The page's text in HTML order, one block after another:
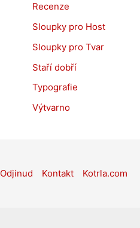
Recenze
Sloupky pro Host
Sloupky pro Tvar
Staří dobří
Typografie
Výtvarno
Odjinud Kontakt Kotrla.com